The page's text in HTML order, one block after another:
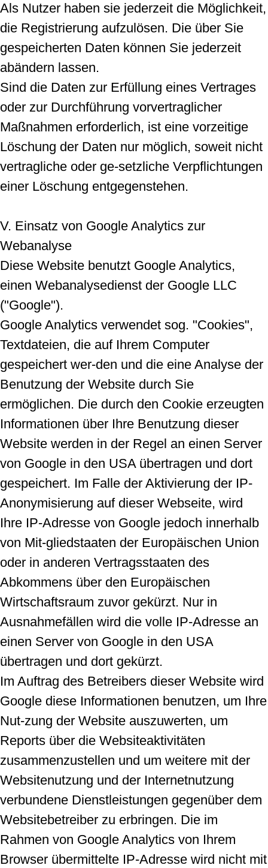
Als Nutzer haben sie jederzeit die Möglichkeit,
die Registrierung aufzulösen. Die über Sie
gespeicherten Daten können Sie jederzeit
abändern lassen.
Sind die Daten zur Erfüllung eines Vertrages
oder zur Durchführung vorvertraglicher
Maßnahmen erforderlich, ist eine vorzeitige
Löschung der Daten nur möglich, soweit nicht
vertragliche oder ge-setzliche Verpflichtungen
einer Löschung entgegenstehen.
V. Einsatz von Google Analytics zur
Webanalyse
Diese Website benutzt Google Analytics,
einen Webanalysedienst der Google LLC
("Google").
Google Analytics verwendet sog. "Cookies",
Textdateien, die auf Ihrem Computer
gespeichert wer-den und die eine Analyse der
Benutzung der Website durch Sie
ermöglichen. Die durch den Cookie erzeugten
Informationen über Ihre Benutzung dieser
Website werden in der Regel an einen Server
von Google in den USA übertragen und dort
gespeichert. Im Falle der Aktivierung der IP-
Anonymisierung auf dieser Webseite, wird
Ihre IP-Adresse von Google jedoch innerhalb
von Mit-gliedstaaten der Europäischen Union
oder in anderen Vertragsstaaten des
Abkommens über den Europäischen
Wirtschaftsraum zuvor gekürzt. Nur in
Ausnahmefällen wird die volle IP-Adresse an
einen Server von Google in den USA
übertragen und dort gekürzt.
Im Auftrag des Betreibers dieser Website wird
Google diese Informationen benutzen, um Ihre
Nut-zung der Website auszuwerten, um
Reports über die Websiteaktivitäten
zusammenzustellen und um weitere mit der
Websitenutzung und der Internetnutzung
verbundene Dienstleistungen gegenüber dem
Websitebetreiber zu erbringen. Die im
Rahmen von Google Analytics von Ihrem
Browser übermittelte IP-Adresse wird nicht mit